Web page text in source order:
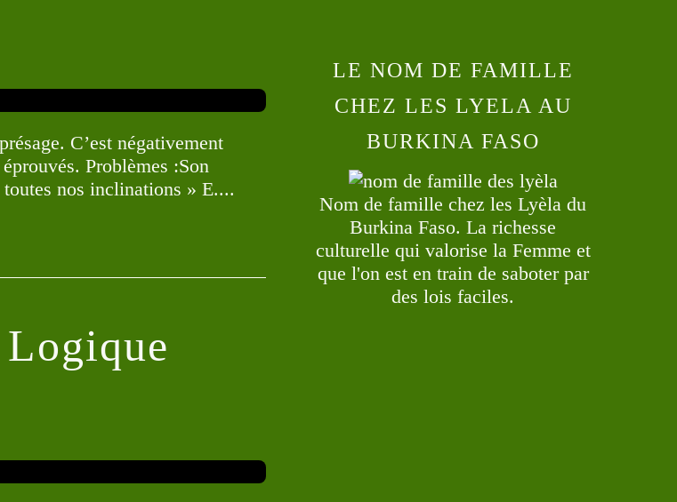
C’est négativement
Problèmes :Son
nos inclinations » E....
LE NOM DE FAMILLE
CHEZ LES LYELA AU
BURKINA FASO
Nom de famille chez les Lyèla du
Burkina Faso. La richesse
culturelle qui valorise la Femme et
que l'on est en train de saboter par
des lois faciles.